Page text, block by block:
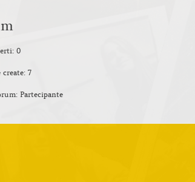
0
create: 7
Partecipante